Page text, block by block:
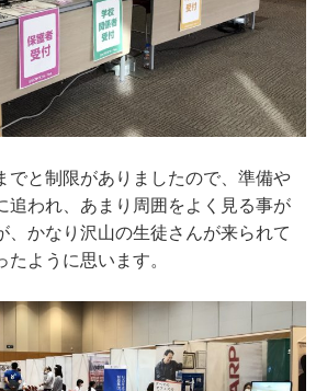
でと制限がありましたので、準備や
追われ、あまり周囲をよく見る事が
、かなり沢山の生徒さんが来られて
ように思います。